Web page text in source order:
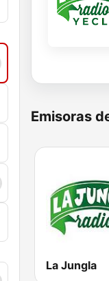
Emisoras
La Jungla